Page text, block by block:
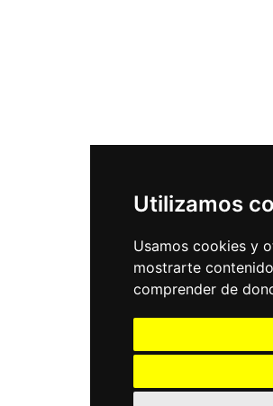
Utilizamos
Usamos cookies y
mostrarte
comprender de